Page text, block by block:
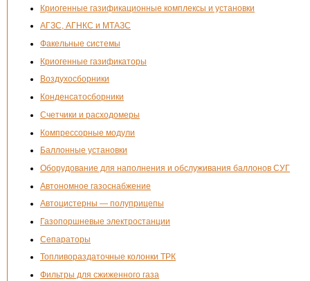
Криогенные газификационные комплексы и установки
АГЗС, АГНКС и МТАЗС
Факельные системы
Криогенные газификаторы
Воздухосборники
Конденсатосборники
Счетчики и расходомеры
Компрессорные модули
Баллонные установки
Оборудование для наполнения и обслуживания баллонов СУГ
Автономное газоснабжение
Автоцистерны — полуприцепы
Газопоршневые электростанции
Сепараторы
Топливораздаточные колонки ТРК
Фильтры для сжиженного газа